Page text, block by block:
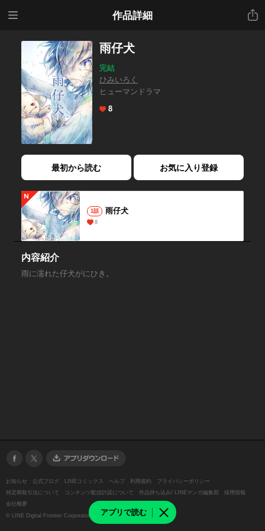
作品詳細
共有
アプリで読む
雨仔犬
完結
ひみいろく
ヒューマンドラマ
8
最初から読む お気に入り登録
1話 雨仔犬
8
内容紹介
雨に濡れた仔犬がにひき。
お知らせ 公式ブログ LINEコミックス ヘルプ 利用規約
プライバシーポリシー
特定商取引法について
コンテンツ配信許諾について 作品持ち込み/ LINEマンガ編集部
採用情報
会社概要
© LINE Digital Frontier Corporation